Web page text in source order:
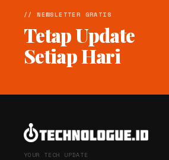
// NEWSLETTER GRATIS
Tetap Update
Setiap Hari
YOUR TECH UPDATE